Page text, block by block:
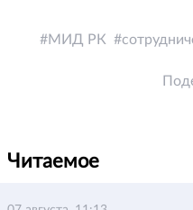
МИД РК
Читаемое